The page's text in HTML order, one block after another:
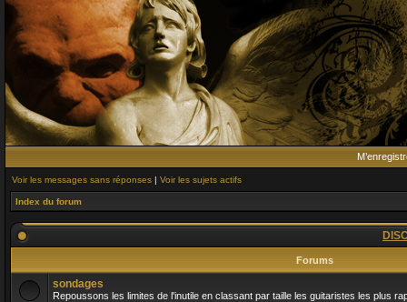
Voir les messages sans réponses | Voir les sujets actifs
Index du forum
Forums
sondages
Repoussons les limites de l'inutile en classant par taille les guitaristes les plus